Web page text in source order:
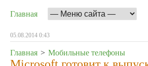
Главная
05.08.2014 0:43
Главная > Мобильные телефоны